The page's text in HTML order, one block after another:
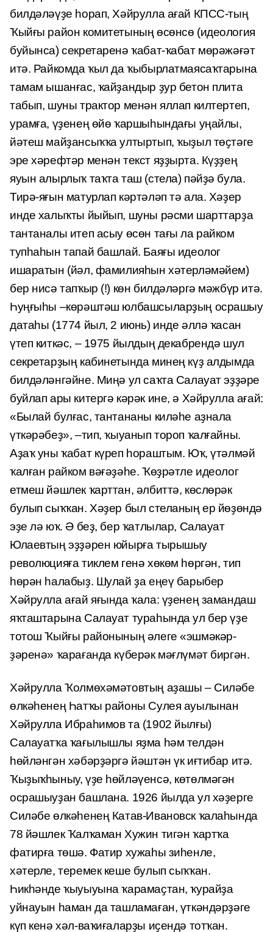
билдәләүҙе һорап, Хәйрулла ағай КПСС-тың
Ҡыйғы район комитетының өсөнсө (идеология
буйынса) секретаренә ҡабат-ҡабат мөрәжәғәт
итә. Рай­комда ҡыл да ҡыбырлатмаясаҡтарына
тамам ышанғас, ҡайҙандыр ҙур бетон плита
табып, шуны трактор менән яллап килтертеп,
урамға, үҙенең өйө ҡаршыһындағы уңайлы,
йәтеш майҙансыҡҡа ултыртып, ҡыҙыл төҫтәге
эре хәрефтәр менән текст яҙҙырта. Күҙҙең
яуын алырлыҡ таҡта таш (стела) пәйҙә була.
Тирә-яғын матурлап кәртәләп тә ала. Хәҙер
инде халыҡты йыйып, шуны рәсми шарттарҙа
тантаналы итеп асыу өсөн тағы ла райком
тупһаһын тапай башлай. Баяғы идеолог
ишаратын (йәл, фамилияһын хәтер­ләмәйем)
бер нисә тапҡыр (!) көн билдәләргә мәжбүр итә.
Һуңғыһы –көрәштәш юлбашсыларҙың осрашыу
датаһы (1774 йыл, 2 июнь) инде әллә ҡасан
үтеп киткәс, – 1975 йылдың декабрендә шул
секретарҙың кабинетында минең күҙ алдымда
билдәләнгәйне. Миңә ул саҡта Салауат эҙҙәре
буйлап ары китергә кәрәк ине, ә Хәйрулла ағай:
«Былай булғас, тантананы киләһе аҙнала
үткәрәбеҙ», –тип, ҡыуанып тороп ҡалғайны.
Аҙаҡ уны ҡабат күреп һораштым. Юҡ, үтәлмәй
ҡалған райком вәғәҙәһе. Ҡөҙрәтле идеолог
етмеш йәшлек ҡарттан, әлбиттә, көслөрәк
булып сыҡҡан. Хәҙер был стеланың ер йөҙөндә
эҙе лә юҡ. Ә беҙ, бер ҡатлылар, Салауат
Юлаевтың эҙҙәрен юйырға тырышыу
революцияға тиклем генә хөкөм һөргән, тип
һөрән һалабыҙ. Шулай ҙа еңеү барыбер
Хәйрулла ағай яғында ҡала: үҙенең замандаш
яҡташтарына Салауат тураһында ул бер үҙе
тотош Ҡыйғы районының әлеге «эшмәкәр­
ҙәренә» ҡарағанда күберәк мәғлүмәт биргән.
Хәйрулла Ҡолмөхәмәтовтың аҙашы – Силәбе
өлкәһенең Һатҡы районы Сулея ауылынан
Хәйрулла Ибраһимов та (1902 йылғы)
Салауатҡа ҡағылышлы яҙма һәм телдән
һөйләнгән хәбәрҙәргә йәштән үк иғтибар итә.
Ҡыҙыҡһыныу, үҙе һөйләүенсә, көтөлмәгән
осрашыуҙан башлана. 1926 йылда ул хәҙерге
Силәбе өлкәһенең Катав-Ивановск ҡалаһында
78 йәшлек Ҡалҡаман Хужин тигән ҡартҡа
фатирға төшә. Фатир хужаһы зиһенле,
хәтерле, тере­мек кеше булып сыҡҡан.
Һикһәнде ҡыуыуына ҡарамаҫтан, ҡурайҙа
уйнауын һаман да ташламаған, үткәндәрҙәге
күп кенә хәл-ваҡиғаларҙы иҫендә тотҡан.